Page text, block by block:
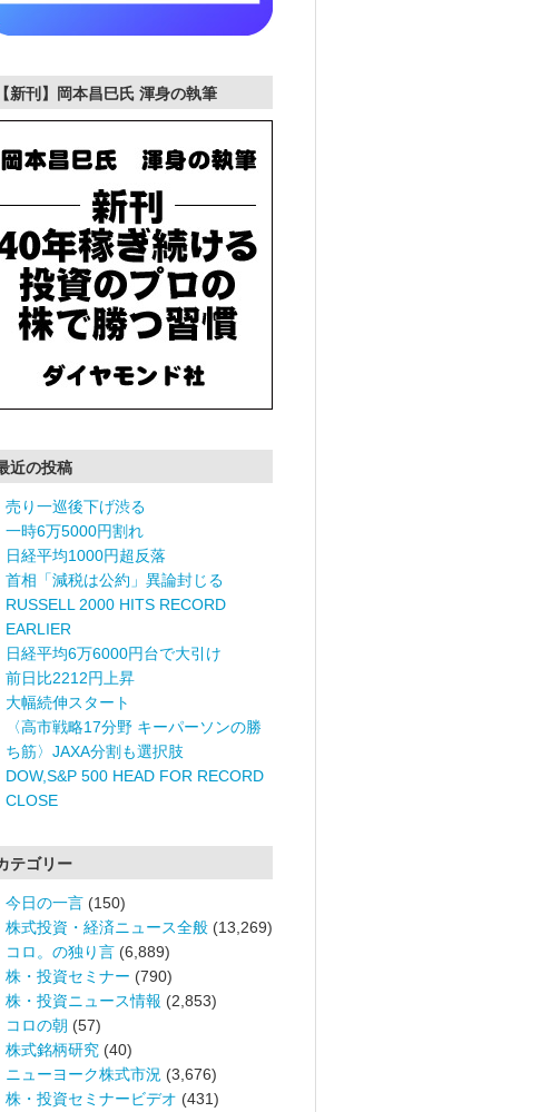
【新刊】岡本昌巳氏 渾身の執筆
近の投稿
売り一巡後下げ渋る
一時6万5000円割れ
日経平均1000円超反落
首相「減税は公約」異論封じる
RUSSELL 2000 HITS RECORD
EARLIER
日経平均6万6000円台で大引け
前日比2212円上昇
大幅続伸スタート
〈高市戦略17分野 キーパーソンの勝
ち筋〉JAXA分割も選択肢
DOW,S&P 500 HEAD FOR RECORD
CLOSE
テゴリー
今日の一言 (150)
株式投資・経済ニュース全般 (13,269)
コロ。の独り言 (6,889)
株・投資セミナー (790)
株・投資ニュース情報 (2,853)
コロの朝 (57)
株式銘柄研究 (40)
ニューヨーク株式市況 (3,676)
株・投資セミナービデオ (431)